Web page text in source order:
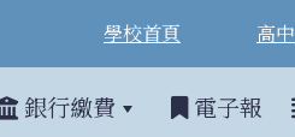
學校首頁 高中
銀行繳費 電子報